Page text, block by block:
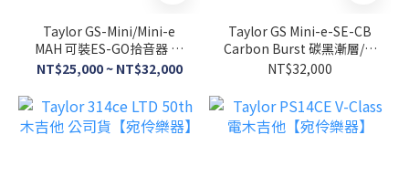
Taylor GS-Mini/Mini-e
MAH 可裝ES-GO拾音器 旅
行吉他 公司貨【宛伶樂
NT$25,000 ~ NT$32,000
Taylor GS Mini-e-SE-CB
Carbon Burst 碳黑漸層/焦
糖漸層 木吉他 公司貨【宛
NT$32,000